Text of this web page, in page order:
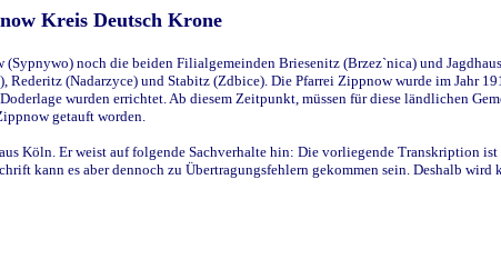
Kreis Deutsch Krone
noch die beiden Filialgemeinden Briesenitz (Brzez`nica) und
(Nadarzyce) und Stabitz (Zdbice). Die Pfarrei Zippnow wurde im Jahr
wurden errichtet. Ab diesem Zeitpunkt, müssen für diese ländlichen
getauft worden.
aus Köln. Er weist auf folgende Sachverhalte hin: Die vorliegende Transkription
kann es aber dennoch zu Übertragungsfehlern gekommen sein. Deshalb wird